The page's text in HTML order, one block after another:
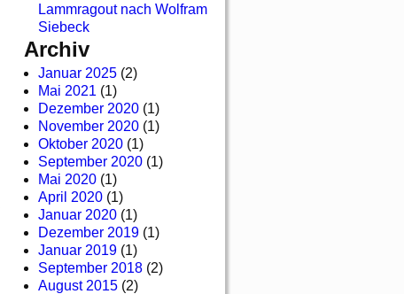
Lammragout nach Wolfram
Siebeck
Archiv
Januar 2025 (2)
Mai 2021 (1)
Dezember 2020 (1)
November 2020 (1)
Oktober 2020 (1)
September 2020 (1)
Mai 2020 (1)
April 2020 (1)
Januar 2020 (1)
Dezember 2019 (1)
Januar 2019 (1)
September 2018 (2)
August 2015 (2)